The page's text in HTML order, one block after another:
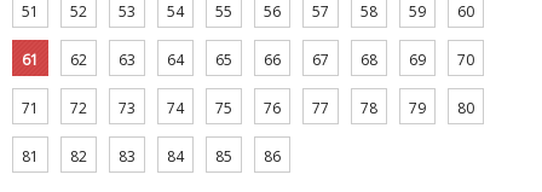
51 52 53 54 55 56 57 58 59 60
61 62 63 64 65 66 67 68 69 70
71 72 73 74 75 76 77 78 79 80
81 82 83 84 85 86